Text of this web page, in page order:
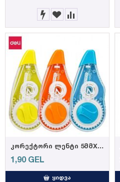
კორექტორი ლენტი 5მმX12მ 8137
1,90 GEL
ᲧᲘᲓᲕᲐ